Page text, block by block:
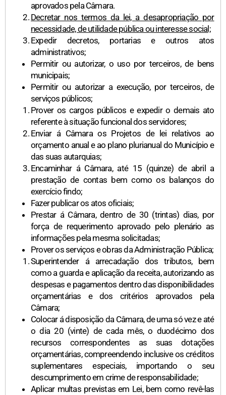
aprovados pela Câmara.
Decretar nos termos da lei, a desapropriação por
necessidade, de utilidade pública ou interesse social;
Expedir decretos, portarias e outros atos
administrativos;
Permitir ou autorizar, o uso por terceiros, de bens
municipais;
Permitir ou autorizar a execução, por terceiros, de
serviços públicos;
Prover os cargos públicos e expedir o demais ato
referente à situação funcional dos servidores;
Enviar á Câmara os Projetos de lei relativos ao
orçamento anual e ao plano plurianual do Município e
das suas autarquias;
Encaminhar á Câmara, até 15 (quinze) de abril a
prestação de contas bem como os balanços do
exercício findo;
Fazer publicar os atos oficiais;
Prestar á Câmara, dentro de 30 (trintas) dias, por
força de requerimento aprovado pelo plenário as
informações pela mesma solicitadas;
Prover os serviços e obras da Administração Pública;
Superintender á arrecadação dos tributos, bem
como a guarda e aplicação da receita, autorizando as
despesas e pagamentos dentro das disponibilidades
orçamentárias e dos critérios aprovados pela
Câmara;
Colocar á disposição da Câmara, de uma só vez e até
o dia 20 (vinte) de cada mês, o duodécimo dos
recursos correspondentes as suas dotações
orçamentárias, compreendendo inclusive os créditos
suplementares especiais, importando o seu
descumprimento em crime de responsabilidade;
Aplicar multas previstas em Lei, bem como revê-las